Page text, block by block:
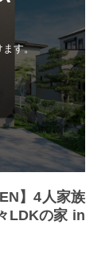
ます。
】4人家族
LDKの家 in